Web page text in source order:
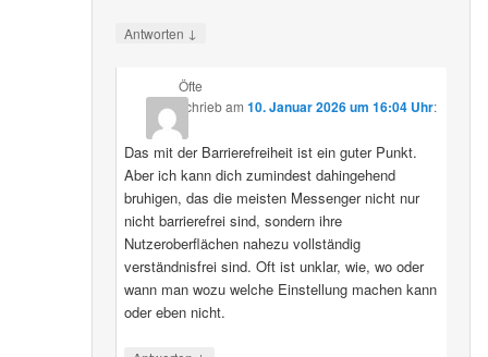
Antworten ↓
Öfte
schriebam 10. Januar 2026 um 16:04 Uhr:
Das mit der Barrierefreiheit ist ein guter Punkt.
Aber ich kann dich zumindest dahingehend
bruhigen, das die meisten Messenger nicht nur
nicht barrierefrei sind, sondern ihre
Nutzeroberflächen nahezu vollständig
verständnisfrei sind. Oft ist unklar, wie, wo oder
wann man wozu welche Einstellung machen kann
oder eben nicht.